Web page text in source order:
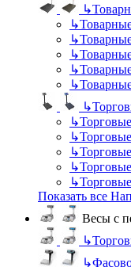
↳
↳
↳
↳
↳
↳
↳
↳
↳
↳
↳
↳
Показать все
Весы с
↳
↳